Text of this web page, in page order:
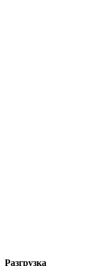
Разгрузка